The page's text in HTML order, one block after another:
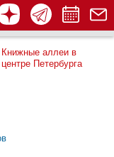
Книжные аллеи в
центре Петербурга